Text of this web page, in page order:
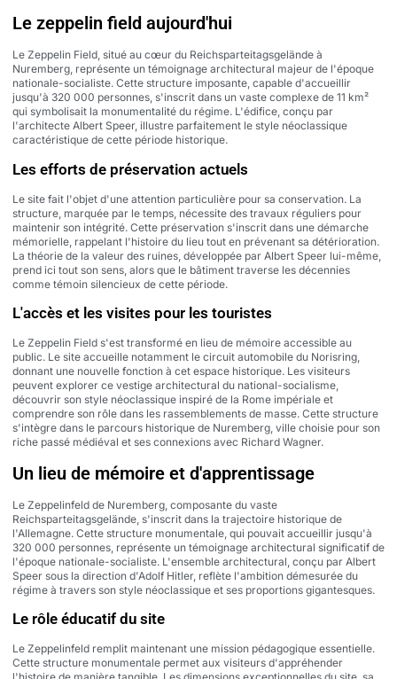
Le zeppelin field aujourd'hui
Le Zeppelin Field, situé au cœur du Reichsparteitagsgelände à
Nuremberg, représente un témoignage architectural majeur de l'époque
nationale-socialiste. Cette structure imposante, capable d'accueillir
jusqu'à 320 000 personnes, s'inscrit dans un vaste complexe de 11 km²
qui symbolisait la monumentalité du régime. L'édifice, conçu par
l'architecte Albert Speer, illustre parfaitement le style néoclassique
caractéristique de cette période historique.
Les efforts de préservation actuels
Le site fait l'objet d'une attention particulière pour sa conservation. La
structure, marquée par le temps, nécessite des travaux réguliers pour
maintenir son intégrité. Cette préservation s'inscrit dans une démarche
mémorielle, rappelant l'histoire du lieu tout en prévenant sa détérioration.
La théorie de la valeur des ruines, développée par Albert Speer lui-même,
prend ici tout son sens, alors que le bâtiment traverse les décennies
comme témoin silencieux de cette période.
L'accès et les visites pour les touristes
Le Zeppelin Field s'est transformé en lieu de mémoire accessible au
public. Le site accueille notamment le circuit automobile du Norisring,
donnant une nouvelle fonction à cet espace historique. Les visiteurs
peuvent explorer ce vestige architectural du national-socialisme,
découvrir son style néoclassique inspiré de la Rome impériale et
comprendre son rôle dans les rassemblements de masse. Cette structure
s'intègre dans le parcours historique de Nuremberg, ville choisie pour son
riche passé médiéval et ses connexions avec Richard Wagner.
Un lieu de mémoire et d'apprentissage
Le Zeppelinfeld de Nuremberg, composante du vaste
Reichsparteitagsgelände, s'inscrit dans la trajectoire historique de
l'Allemagne. Cette structure monumentale, qui pouvait accueillir jusqu'à
320 000 personnes, représente un témoignage architectural significatif de
l'époque nationale-socialiste. L'ensemble architectural, conçu par Albert
Speer sous la direction d'Adolf Hitler, reflète l'ambition démesurée du
régime à travers son style néoclassique et ses proportions gigantesques.
Le rôle éducatif du site
Le Zeppelinfeld remplit maintenant une mission pédagogique essentielle.
Cette structure monumentale permet aux visiteurs d'appréhender